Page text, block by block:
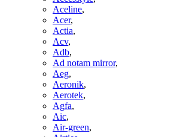
Aceline,
Acer,
Actia,
Acv,
Adb,
Ad notam mirror,
Aeg,
Aeronik,
Aerotek,
Agfa,
Aic,
Air-green,